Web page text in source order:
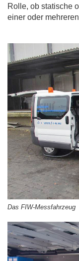
Rolle, ob statische
einer oder
Das FIW-Messfahrzeug